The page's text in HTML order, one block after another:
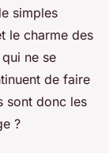
et
?
simples
le charme des
ne se
de faire
sont donc les
?